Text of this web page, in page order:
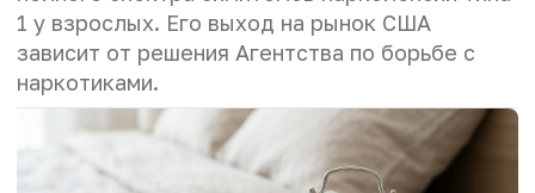
1 у взрослых. Его выход на рынок США
зависит от решения Агентства по борьбе с
наркотиками.